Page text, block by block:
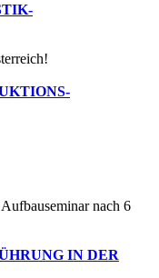
nach 6
IN DER